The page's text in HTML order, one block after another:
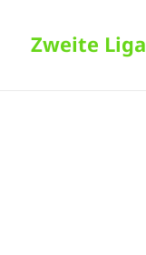
Zweite Liga